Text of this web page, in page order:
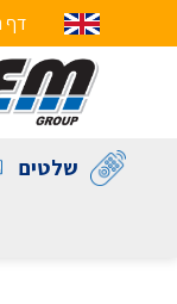
דף
שלטים